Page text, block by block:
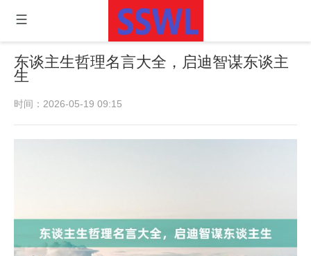
东谈主生哲理名言大全，启迪智谋东谈主
生
时间：2026-05-19 09:15